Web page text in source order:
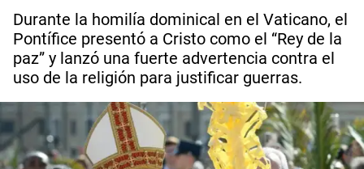
Durante la homilía dominical en el Vaticano, el
Pontífice presentó a Cristo como el “Rey de la
paz” y lanzó una fuerte advertencia contra el
uso de la religión para justificar guerras.